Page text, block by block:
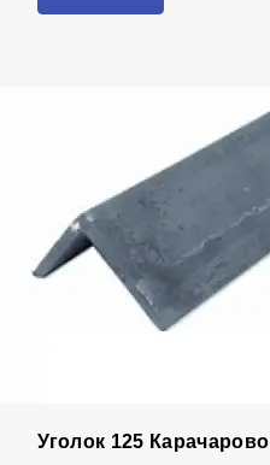
Уголок 125 Карачарово